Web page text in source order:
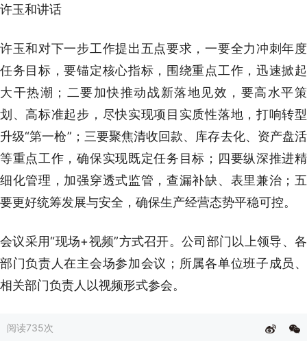
许玉和讲话
许玉和对下一步工作提出五点要求，一要全力冲刺年度
任务目标，要锚定核心指标，围绕重点工作，迅速掀起
大干热潮；二要加快推动战新落地见效，要高水平策
划、高标准起步，尽快实现项目实质性落地，打响转型
升级“第一枪”；三要聚焦清收回款、库存去化、资产盘活
等重点工作，确保实现既定任务目标；四要纵深推进精
细化管理，加强穿透式监管，查漏补缺、表里兼治；五
要更好统筹发展与安全，确保生产经营态势平稳可控。
会议采用“现场+视频”方式召开。公司部门以上领导、各
部门负责人在主会场参加会议；所属各单位班子成员、
相关部门负责人以视频形式参会。
阅读735次